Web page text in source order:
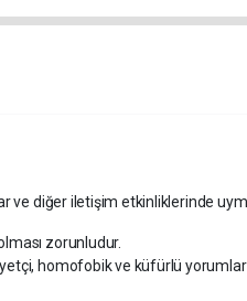
ve diğer iletişim etkinliklerinde
zorunludur.
homofobik ve küfürlü